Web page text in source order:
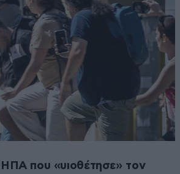
ΗΠΑ που «υιοθέτησε» τον